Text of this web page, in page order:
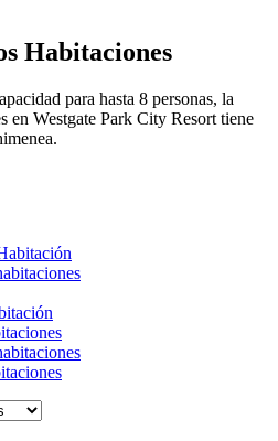
Habitaciones
para hasta 8 personas, la
en Westgate Park City Resort tiene